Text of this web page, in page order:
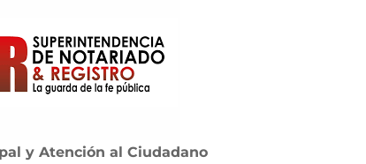
y Atención al Ciudadano